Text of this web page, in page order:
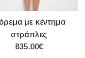
με κέντημα
στράπλες
835.00€